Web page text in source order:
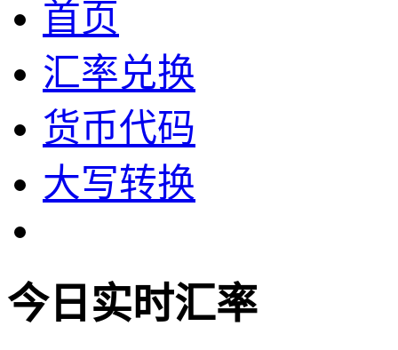
首页
汇率兑换
货币代码
大写转换
今日实时汇率